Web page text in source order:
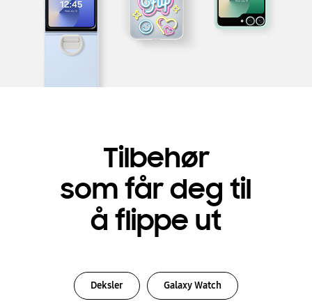
Tilbehør
som får deg til
å flippe ut
Deksler Galaxy Watch